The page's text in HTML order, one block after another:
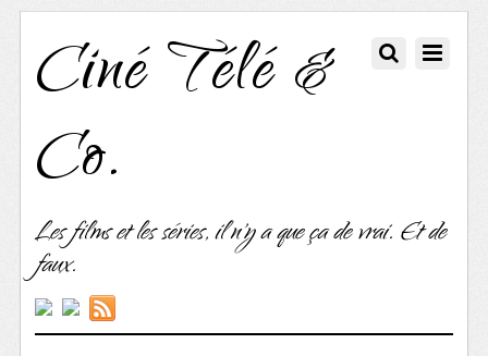
Ciné Télé &
Co.
Les films et les séries, il n'y a que ça de vrai. Et de
faux.